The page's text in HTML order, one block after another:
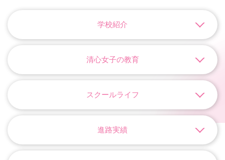
学校紹介
清心女子の教育
スクールライフ
進路実績